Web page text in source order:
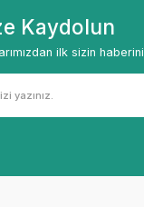
Kaydolun
ilk sizin